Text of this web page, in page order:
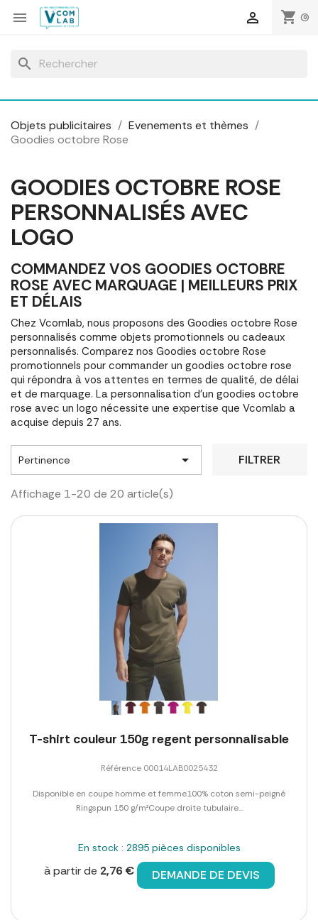
 shopping_cart (0)

search
Objets publicitaires
Evenements et thèmes
Goodies octobre Rose
GOODIES OCTOBRE ROSE
PERSONNALISÉS AVEC
LOGO
COMMANDEZ VOS GOODIES OCTOBRE
ROSE AVEC MARQUAGE | MEILLEURS PRIX
ET DÉLAIS
Chez Vcomlab, nous proposons des Goodies octobre Rose
personnalisés comme objets promotionnels ou cadeaux
personnalisés. Comparez nos Goodies octobre Rose
promotionnels pour commander un goodies octobre rose
qui répondra à vos attentes en termes de qualité, de délai
et de marquage. La personnalisation d'un goodies octobre
rose avec un logo nécessite une expertise que Vcomlab a
acquise depuis 27 ans.
Pertinence  FILTRER
Affichage 1-20 de 20 article(s)
T-shirt couleur 150g regent personnalisable
Référence 00014LAB0025432
Disponible en coupe homme et femme100% coton semi-peigné
Ringspun 150 g/m²Coupe droite tubulaire...
En stock : 2895 pièces disponibles
à partir de 2,76 € DEMANDE DE DEVIS
Panneau de gestion des cookies